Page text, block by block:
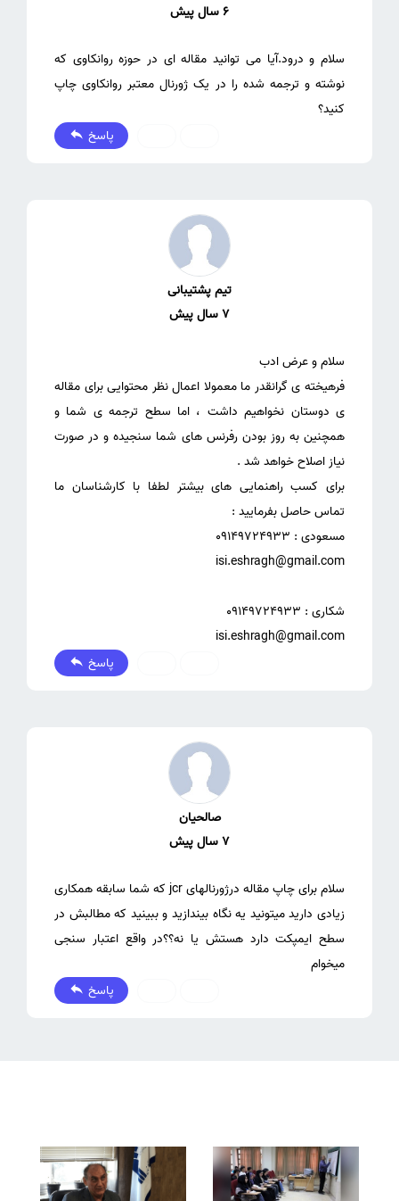
6 سال پیش
سلام و درود.آیا می توانید مقاله ای در حوزه روانکاوی که
نوشته و ترجمه شده را در یک ژورنال معتبر روانکاوی چاپ
کنید؟
پاسخ
تیم پشتیبانی
7 سال پیش
فرهیخته ی گرانقدر ما معمولا اعمال نظر محتوایی برای مقاله
ی دوستان نخواهیم داشت ، اما سطح ترجمه ی شما و
همچنین به روز بودن رفرنس های شما سنجیده و در صورت
برای کسب راهنمایی های بیشتر لطفا با کارشناسان ما
isi.eshragh@gmail.com
پاسخ
صالحیان
7 سال پیش
سلام برای چاپ مقاله درژورنالهای jcr که شما سابقه همکاری
زیادی دارید میتونید یه نگاه بیندازید و ببینید که مطالبش در
سطح ایمپکت دارد هستش یا نه؟؟در واقع اعتبار سنجی
میخوام
پاسخ